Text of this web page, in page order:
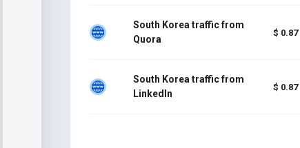
South Korea traffic from
Quora
$ 0.87
South Korea traffic from
LinkedIn
$ 0.87